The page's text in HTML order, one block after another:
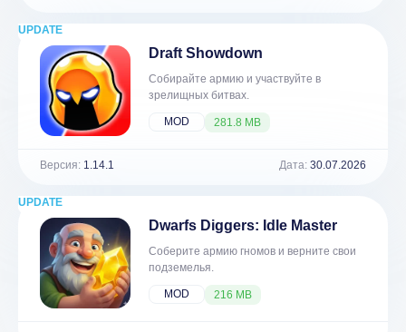
Draft Showdown
Собирайте армию и участвуйте в
зрелищных битвах.
MOD 281.8 MB
UPDATE
NEW
Версия: 1.14.1 Дата: 30.07.2026
Dwarfs Diggers: Idle Master
Соберите армию гномов и верните свои
подземелья.
MOD 216 MB
UPDATE
NEW